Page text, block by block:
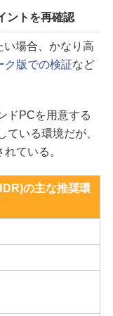
ントを再確認
場合、かなり高
ク版での検証など
ドPCを用意する
いる環境だが、
ている。
の主な推奨環